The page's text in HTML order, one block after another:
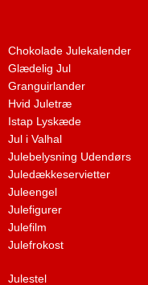
Chokolade Julekalender
Glædelig Jul
Granguirlander
Hvid Juletræ
Istap Lyskæde
Jul i Valhal
Julebelysning Udendørs
Juledækkeservietter
Juleengel
Julefigurer
Julefilm
Julefrokost
Julestel